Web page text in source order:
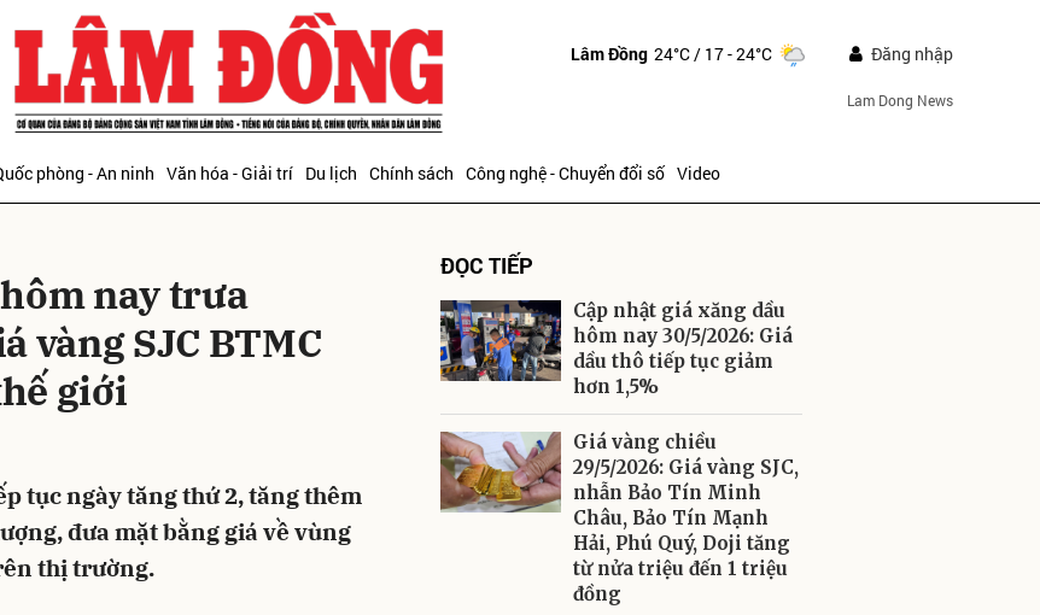
Lâm Đồng 24°C/ 17 - 24°C Đăng nhập
Lam Dong News
phòng - An ninh Văn hóa - Giải trí Du lịch Chính sách Công nghệ - Chuyển đổi số Video
nay trưa
vàng SJC BTMC
giới
tục ngày tăng thứ 2, tăng thêm
đưa mặt bằng giá về vùng
thị trường.
ĐỌC TIẾP
Cập nhật giá xăng dầu
hôm nay 30/5/2026: Giá
dầu thô tiếp tục giảm
hơn 1,5%
Giá vàng chiều
29/5/2026: Giá vàng SJC,
nhẫn Bảo Tín Minh
Châu, Bảo Tín Mạnh
Hải, Phú Quý, Doji tăng
từ nửa triệu đến 1 triệu
đồng
luận